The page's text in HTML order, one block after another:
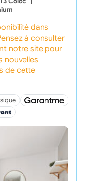
dans
à consulter
notre site pour
nouvelles
de cette